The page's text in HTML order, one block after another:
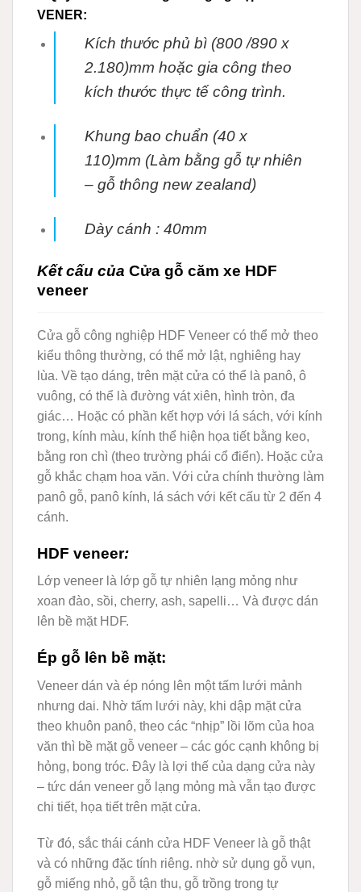
VENER:
Kích thước phủ bì (800 /890 x
2.180)mm hoặc gia công theo
kích thước thực tế công trình.
Khung bao chuẩn (40 x
110)mm (Làm bằng gỗ tự nhiên
– gỗ thông new zealand)
Dày cánh : 40mm
Kết cấu của Cửa gỗ căm xe HDF
veneer
Cửa gỗ công nghiệp HDF Veneer có thể mở theo
kiểu thông thường, có thể mở lật, nghiêng hay
lùa. Về tạo dáng, trên mặt cửa có thể là panô, ô
vuông, có thể là đường vát xiên, hình tròn, đa
giác… Hoặc có phần kết hợp với lá sách, với kính
trong, kính màu, kính thể hiện họa tiết bằng keo,
bằng ron chì (theo trường phái cổ điển). Hoặc cửa
gỗ khắc chạm hoa văn. Với cửa chính thường làm
panô gỗ, panô kính, lá sách với kết cấu từ 2 đến 4
cánh.
HDF veneer:
Lớp veneer là lớp gỗ tự nhiên lạng mỏng như
xoan đào, sồi, cherry, ash, sapelli… Và được dán
lên bề mặt HDF.
Ép gỗ lên bề mặt:
Veneer dán và ép nóng lên một tấm lưới mảnh
nhưng dai. Nhờ tấm lưới này, khi dập mặt cửa
theo khuôn panô, theo các “nhịp” lồi lõm của hoa
văn thì bề mặt gỗ veneer – các góc cạnh không bị
hỏng, bong tróc. Đây là lợi thế của dạng cửa này
– tức dán veneer gỗ lạng mỏng mà vẫn tạo được
chi tiết, họa tiết trên mặt cửa.
Từ đó, sắc thái cánh cửa HDF Veneer là gỗ thật
và có những đặc tính riêng. nhờ sử dụng gỗ vụn,
gỗ miếng nhỏ, gỗ tận thu, gỗ trồng trong tự